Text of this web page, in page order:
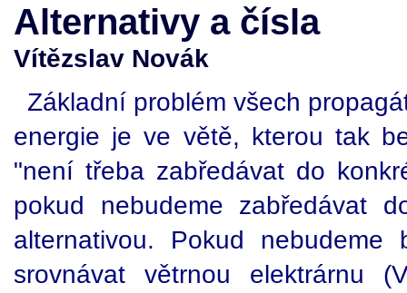
Alternativy a čísla
Vítězslav Novák
Základní problém všech
energie je ve větě, kterou tak
"není třeba zabředávat do
pokud nebudeme zabředávat
alternativou. Pokud
srovnávat větrnou elektrárnu